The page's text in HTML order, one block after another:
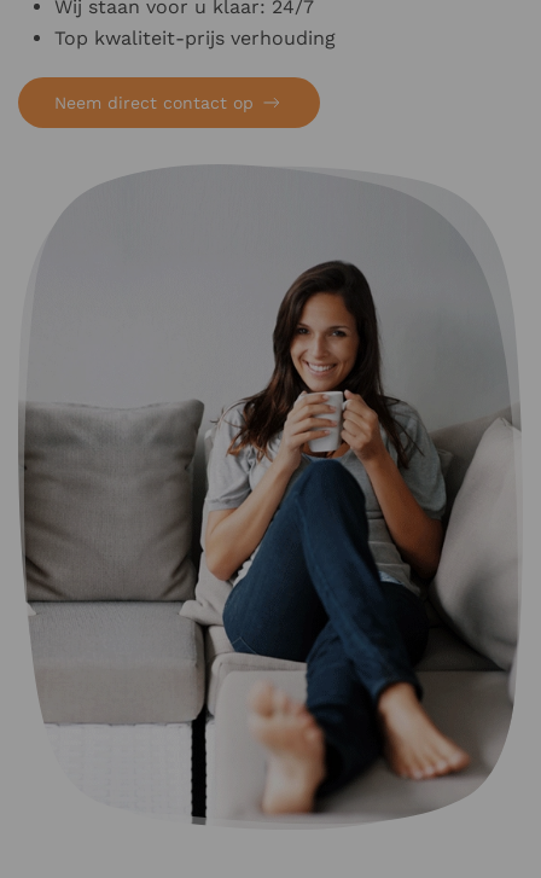
Wij staan voor u klaar: 24/7
Top kwaliteit-prijs verhouding
Neem direct contact op